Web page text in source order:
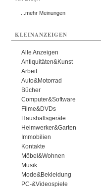
...mehr Meinungen
KLEINANZEIGEN
Alle Anzeigen
Antiquitäten&Kunst
Arbeit
Auto&Motorrad
Bücher
Computer&Software
Filme&DVDs
Haushaltsgeräte
Heimwerker&Garten
Immobilien
Kontakte
Möbel&Wohnen
Musik
Mode&Bekleidung
PC-&Videospiele